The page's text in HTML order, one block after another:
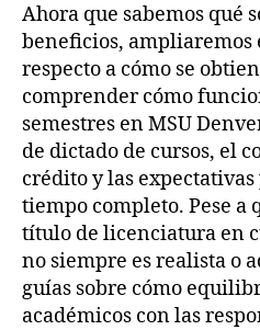
Ahora que sabemos qué
beneficios, ampliaremos
respecto a cómo se
comprender cómo
semestres en MSU
de dictado de cursos, el
crédito y las
tiempo completo. Pese a
título de licenciatura en
no siempre es realista o
guías sobre cómo
académicos con las